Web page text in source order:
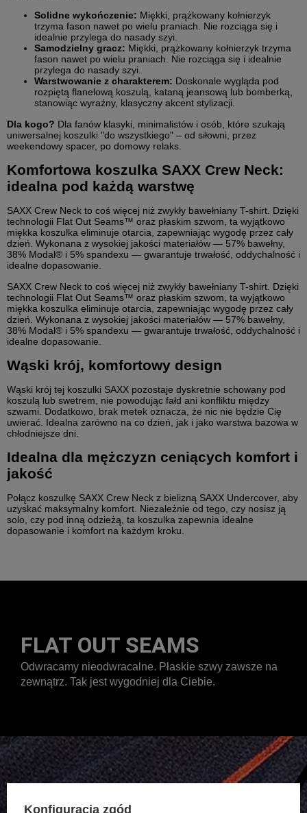
Solidne wykończenie: Miękki, prążkowany kołnierzyk
trzyma fason nawet po wielu praniach. Nie rozciąga się i
idealnie przylega do nasady szyi.
Samodzielny gracz: Miękki, prążkowany kołnierzyk trzyma
fason nawet po wielu praniach. Nie rozciąga się i idealnie
przylega do nasady szyi.
Warstwowanie z charakterem: Doskonale wygląda pod
rozpiętą flanelową koszulą, kataną jeansową lub bomberką,
stanowiąc wyraźny, klasyczny akcent stylizacji.
Dla kogo? Dla fanów klasyki, minimalistów i osób, które szukają
uniwersalnej koszulki "do wszystkiego" – od siłowni, przez
weekendowy spacer, po domowy relaks.
Komfortowa koszulka SAXX Crew Neck:
idealna pod każdą warstwę
SAXX Crew Neck to coś więcej niż zwykły bawełniany T-shirt. Dzięki
technologii Flat Out Seams™ oraz płaskim szwom, ta wyjątkowo
miękka koszulka eliminuje otarcia, zapewniając wygodę przez cały
dzień. Wykonana z wysokiej jakości materiałów — 57% bawełny,
38% Modal® i 5% spandexu — gwarantuje trwałość, oddychalność i
idealne dopasowanie.
SAXX Crew Neck to coś więcej niż zwykły bawełniany T-shirt. Dzięki
technologii Flat Out Seams™ oraz płaskim szwom, ta wyjątkowo
miękka koszulka eliminuje otarcia, zapewniając wygodę przez cały
dzień. Wykonana z wysokiej jakości materiałów — 57% bawełny,
38% Modal® i 5% spandexu — gwarantuje trwałość, oddychalność i
idealne dopasowanie.
Wąski krój, komfortowy design
Wąski krój tej koszulki SAXX pozostaje dyskretnie schowany pod
koszulą lub swetrem, nie powodując fałd ani konfliktu między
szwami. Dodatkowo, brak metek oznacza, że nic nie będzie Cię
uwierać. Idealna zarówno na co dzień, jak i jako warstwa bazowa w
chłodniejsze dni.
Idealna dla mężczyzn ceniących komfort i
jakość
Połącz koszulkę SAXX Crew Neck z bielizną SAXX Undercover, aby
uzyskać maksymalny komfort. Niezależnie od tego, czy nosisz ją
solo, czy pod inną odzieżą, ta koszulka zapewnia idealne
dopasowanie i komfort na każdym kroku.
FLAT OUT SEAMS
Odwracamy nieodwracalne. Płaskie szwy zawsze na
zewnątrz. Tak jest wygodniej dla Ciebie.
Konfiguracja zgód